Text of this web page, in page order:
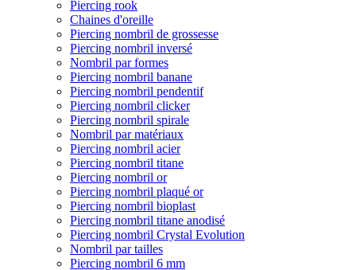
Piercing rook
Chaines d'oreille
Piercing nombril de grossesse
Piercing nombril inversé
Nombril par formes
Piercing nombril banane
Piercing nombril pendentif
Piercing nombril clicker
Piercing nombril spirale
Nombril par matériaux
Piercing nombril acier
Piercing nombril titane
Piercing nombril or
Piercing nombril plaqué or
Piercing nombril bioplast
Piercing nombril titane anodisé
Piercing nombril Crystal Evolution
Nombril par tailles
Piercing nombril 6 mm